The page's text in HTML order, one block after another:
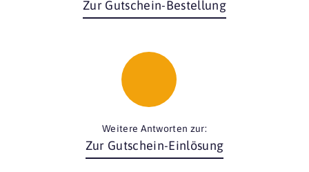
Zur Gutschein-Bestellung
Weitere Antworten zur:
Zur Gutschein-Einlösung